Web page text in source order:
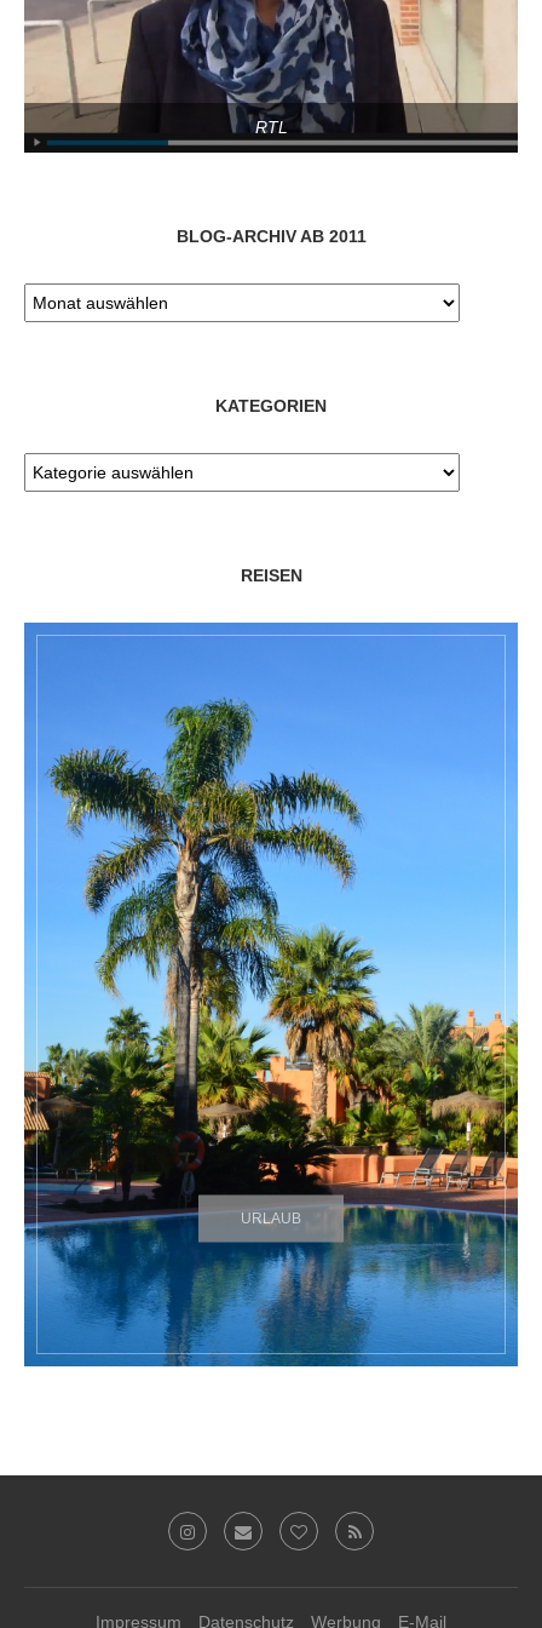
RTL
BLOG-ARCHIV AB 2011
KATEGORIEN
REISEN
URLAUB
Impressum Datenschutz Werbung E-Mail